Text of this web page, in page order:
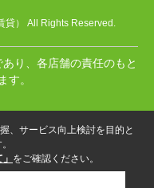
貸） All Rights Reserved.
り、各店舗の責任のもと
す。
、サービス向上検討を目的と
をご確認ください。